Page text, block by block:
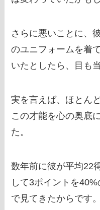
さらに悪いことに、
のユニフォームを着
いたとしたら、目も
実を言えば、ほとん
この才能を心の奥底
た。
数年前に彼が平均22
して3ポイントを
で見てきたからです。